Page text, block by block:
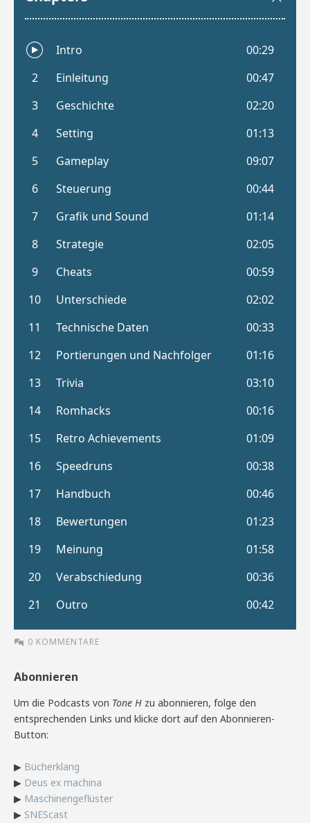
0 KOMMENTARE
Abonnieren
Um die Podcasts von Tone H zu abonnieren, folge den
entsprechenden Links und klicke dort auf den Abonnieren-
Button:
▶ Bücherklang
▶ Deus ex machina
▶ Maschinengeflüster
▶ SNEScast